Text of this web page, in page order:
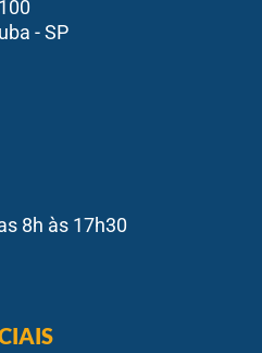
- SP
8h às 17h30